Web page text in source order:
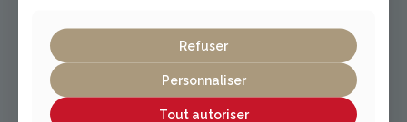
Vichy / Cusset
04 70 97 56 39
cusset@gabriel-sa.fr
Refuser
Personnaliser
Tout autoriser